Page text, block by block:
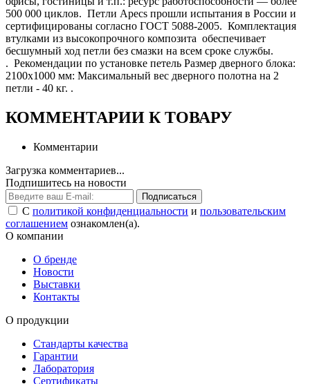
500 000 циклов. Петли Apecs прошли испытания в России и
сертифицированы согласно ГОСТ 5088-2005. Комплектация
втулками из высокопрочного композита обеспечивает
бесшумный ход петли без смазки на всем сроке службы.
. Рекомендации по установке петель Размер дверного блока:
2100х1000 мм: Максимальный вес дверного полотна на 2
петли - 40 кг. .
КОММЕНТАРИИ К ТОВАРУ
Комментарии
Загрузка комментариев...
Подпишитесь на новости
Подписаться
С политикой конфиденциальности и пользовательским
соглашением ознакомлен(а).
О компании
О бренде
Новости
Выставки
Контакты
О продукции
Стандарты качества
Гарантии
Лаборатория
Сертификаты